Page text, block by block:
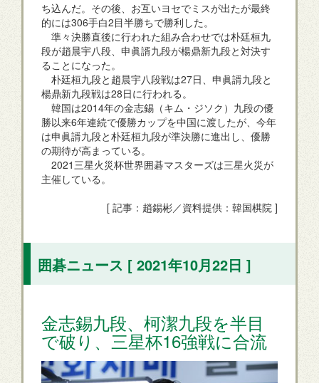
ち込んだ。その後、お互いヨセでミスが出たが最終
的には306手白2目半勝ちで勝利した。
準々決勝直後に行われた組み合わせでは朴廷桓九
段が趙晨宇八段、申眞諝九段が楊鼎新九段と対決す
ることになった。
朴廷桓九段と趙晨宇八段戦は27日、申眞諝九段と
楊鼎新九段戦は28日に行われる。
韓国は2014年の金志錫（キム・ジソク）九段の優
勝以来6年連続で優勝カップを中国に渡したが、今年
は申眞諝九段と朴廷桓九段が準決勝に進出し、優勝
の期待が高まっている。
2021三星火災杯世界囲碁マスターズは三星火災が
主催している。
[ 記事：趙錫彬／資料提供：韓国棋院 ]
囲碁ニュース [ 2021年10月22日 ]
金志錫九段、柯潔九段を半目
で破り、三星杯16強戦に合流